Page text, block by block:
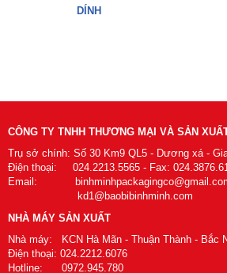
DÍNH
CÔNG TY TNHH THƯƠNG MẠI VÀ SẢN
Trụ sở chính: Số 30 Km9 QL5 - Dương xá -
Điện thoại: 024.2213.5565 - Fax:
Email:
kd1@baobibinhminh.com
NHÀ MÁY SẢN XUẤT
Nhà máy: KCN Hà Mãn - Thuận Thành - Bắc
Điện thoại: 024.2212.6076
Hotline: 0972.945.780